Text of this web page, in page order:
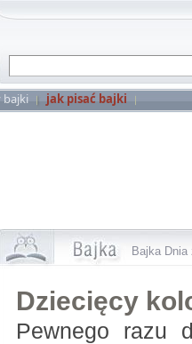
bajki jak pisać bajki
Bajka Dnia
Dziecięcy
Pewnego razu